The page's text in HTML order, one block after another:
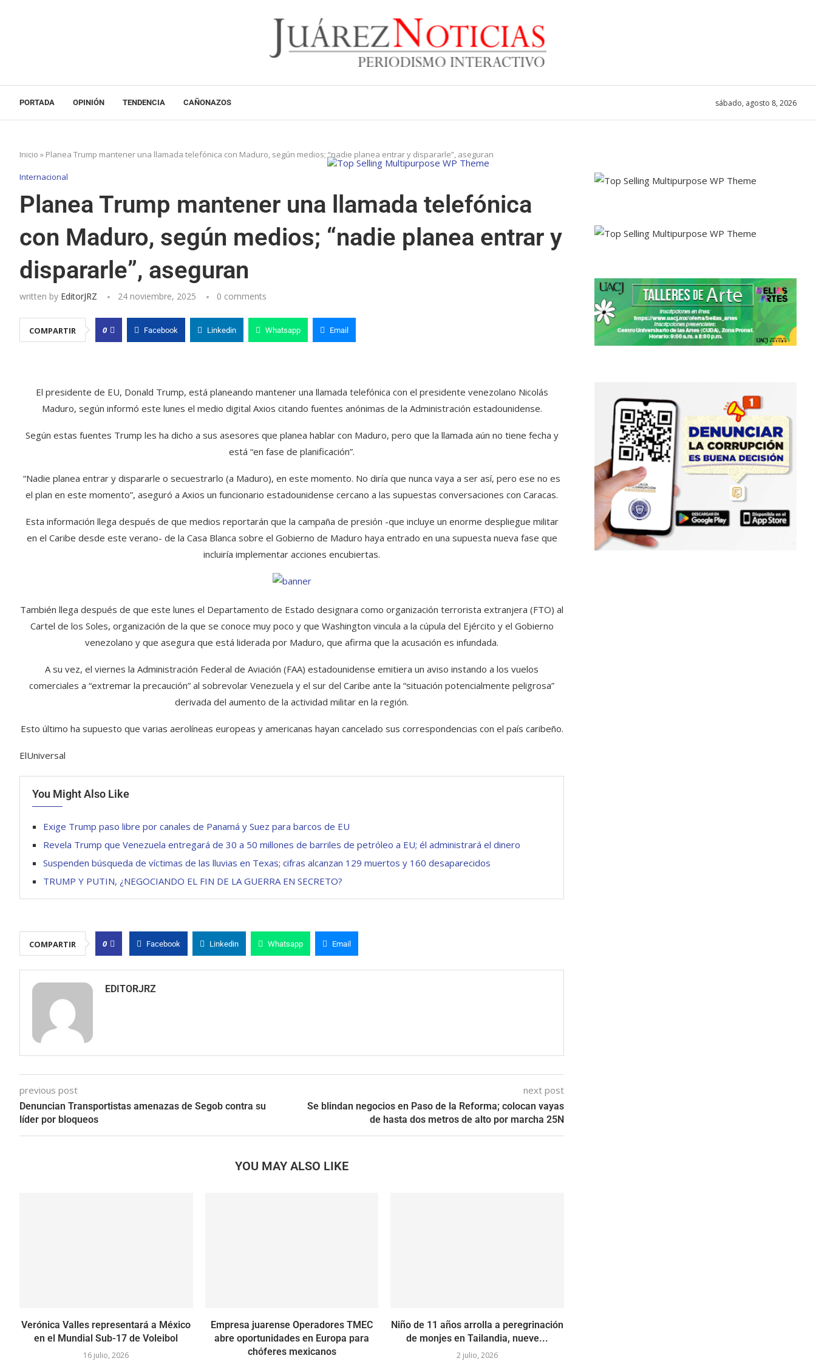
PORTADA OPINIÓN TENDENCIA CAÑONAZOS sábado, agosto 8, 2026
Inicio » Planea Trump mantener una llamada telefónica con Maduro, según medios; “nadie planea entrar y dispararle”, aseguran
Internacional
Planea Trump mantener una llamada telefónica
con Maduro, según medios; “nadie planea entrar y
dispararle”, aseguran
written by EditorJRZ 24 noviembre, 2025 0 comments
COMPARTIR 0 Facebook Linkedin Whatsapp Email
El presidente de EU, Donald Trump, está planeando mantener una llamada telefónica con el presidente venezolano Nicolás
Maduro, según informó este lunes el medio digital Axios citando fuentes anónimas de la Administración estadounidense.
Según estas fuentes Trump les ha dicho a sus asesores que planea hablar con Maduro, pero que la llamada aún no tiene fecha y
está “en fase de planificación”.
“Nadie planea entrar y dispararle o secuestrarlo (a Maduro), en este momento. No diría que nunca vaya a ser así, pero ese no es
el plan en este momento”, aseguró a Axios un funcionario estadounidense cercano a las supuestas conversaciones con Caracas.
Esta información llega después de que medios reportarán que la campaña de presión -que incluye un enorme despliegue militar
en el Caribe desde este verano- de la Casa Blanca sobre el Gobierno de Maduro haya entrado en una supuesta nueva fase que
incluiría implementar acciones encubiertas.
También llega después de que este lunes el Departamento de Estado designara como organización terrorista extranjera (FTO) al
Cartel de los Soles, organización de la que se conoce muy poco y que Washington vincula a la cúpula del Ejército y el Gobierno
venezolano y que asegura que está liderada por Maduro, que afirma que la acusación es infundada.
A su vez, el viernes la Administración Federal de Aviación (FAA) estadounidense emitiera un aviso instando a los vuelos
comerciales a “extremar la precaución” al sobrevolar Venezuela y el sur del Caribe ante la “situación potencialmente peligrosa”
derivada del aumento de la actividad militar en la región.
Esto último ha supuesto que varias aerolíneas europeas y americanas hayan cancelado sus correspondencias con el país caribeño.
ElUniversal
You Might Also Like
Exige Trump paso libre por canales de Panamá y Suez para barcos de EU
Revela Trump que Venezuela entregará de 30 a 50 millones de barriles de petróleo a EU; él administrará el dinero
Suspenden búsqueda de víctimas de las lluvias en Texas; cifras alcanzan 129 muertos y 160 desaparecidos
TRUMP Y PUTIN, ¿NEGOCIANDO EL FIN DE LA GUERRA EN SECRETO?
COMPARTIR 0 Facebook Linkedin Whatsapp Email
EDITORJRZ
previous post
Denuncian Transportistas amenazas de Segob contra su
líder por bloqueos
next post
Se blindan negocios en Paso de la Reforma; colocan vayas
de hasta dos metros de alto por marcha 25N
YOU MAY ALSO LIKE
Verónica Valles representará a México
en el Mundial Sub-17 de Voleibol
16 julio, 2026
Empresa juarense Operadores TMEC
abre oportunidades en Europa para
chóferes mexicanos
Niño de 11 años arrolla a peregrinación
de monjes en Tailandia, nueve...
2 julio, 2026